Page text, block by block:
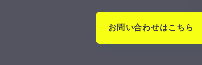
お問い合わせはこちら